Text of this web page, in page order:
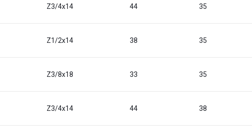
Z3/4x14 44 35
Z1/2x14 38 35
Z3/8x18 33 35
Z3/4x14 44 38